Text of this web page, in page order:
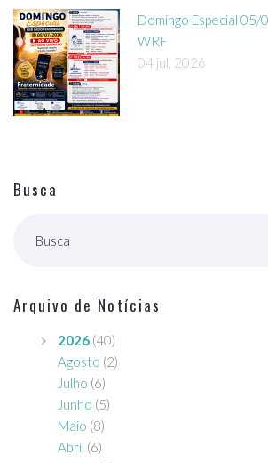
Domingo Especial
WRF
04 jul, 2026
Busca
Busca
Arquivo de Notícias
2026 (40)
Agosto (2)
Julho (6)
Junho (5)
Maio (8)
Abril (6)